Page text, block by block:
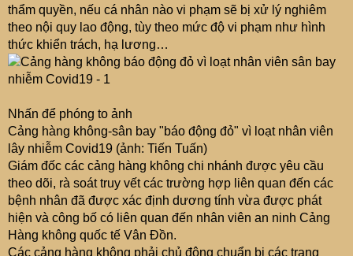
thẩm quyền, nếu cá nhân nào vi phạm sẽ bị xử lý nghiêm
theo nội quy lao động, tùy theo mức độ vi phạm như hình
thức khiển trách, hạ lương…
Nhấn để phóng to ảnh
Cảng hàng không-sân bay "báo động đỏ" vì loạt nhân viên
lây nhiễm Covid19 (ảnh: Tiến Tuấn)
Giám đốc các cảng hàng không chi nhánh được yêu cầu
theo dõi, rà soát truy vết các trường hợp liên quan đến các
bệnh nhân đã được xác định dương tính vừa được phát
hiện và công bố có liên quan đến nhân viên an ninh Cảng
Hàng không quốc tế Vân Đồn.
Các cảng hàng không phải chủ động chuẩn bị các trang